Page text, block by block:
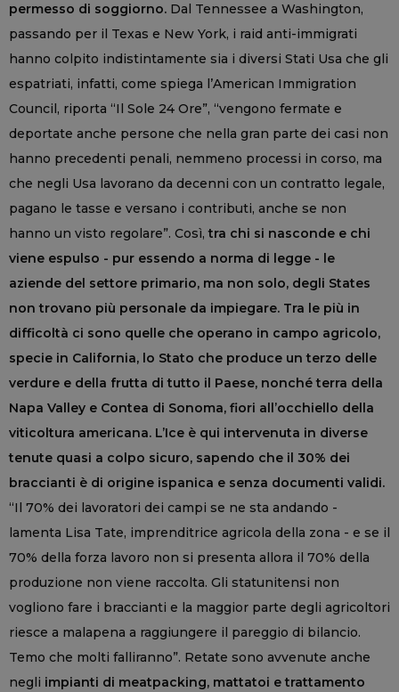
permesso di soggiorno. Dal Tennessee a Washington,
passando per il Texas e New York, i raid anti-immigrati
hanno colpito indistintamente sia i diversi Stati Usa che gli
espatriati, infatti, come spiega l’American Immigration
Council, riporta “Il Sole 24 Ore”, “vengono fermate e
deportate anche persone che nella gran parte dei casi non
hanno precedenti penali, nemmeno processi in corso, ma
che negli Usa lavorano da decenni con un contratto legale,
pagano le tasse e versano i contributi, anche se non
hanno un visto regolare”. Così,tra chi si nasconde e chi
viene espulso - pur essendo a norma di legge - le
aziende del settore primario, ma non solo, degli States
non trovano più personale da impiegare. Tra le più in
difficoltà ci sono quelle che operano in campo agricolo,
specie in California, lo Stato che produce un terzo delle
verdure e della frutta di tutto il Paese, nonché terra della
Napa Valley e Contea di Sonoma, fiori all’occhiello della
viticoltura americana. L’Ice è qui intervenuta in diverse
tenute quasi a colpo sicuro, sapendo che il 30% dei
braccianti è di origine ispanica e senza documenti validi.
“Il 70% dei lavoratori dei campi se ne sta andando -
lamenta Lisa Tate, imprenditrice agricola della zona - e se il
70% della forza lavoro non si presenta allora il 70% della
produzione non viene raccolta. Gli statunitensi non
vogliono fare i braccianti e la maggior parte degli agricoltori
riesce a malapena a raggiungere il pareggio di bilancio.
Temo che molti falliranno”. Retate sono avvenute anche
negli impianti di meatpacking, mattatoi e trattamento